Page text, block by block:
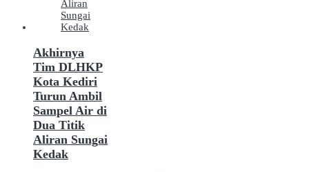
Akhirnya
Tim DLHKP
Kota Kediri
Turun Ambil
Sampel Air di
Dua Titik
Aliran Sungai
Kedak